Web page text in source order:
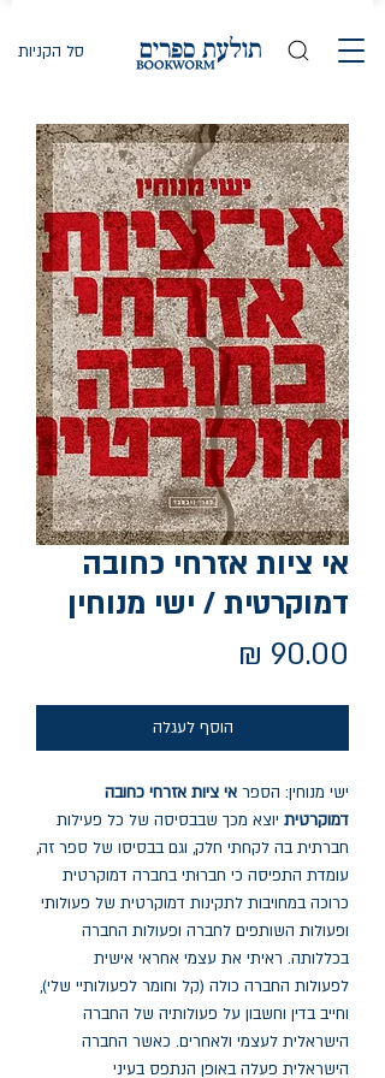
סל הקניות
אי ציות אזרחי כחובה
דמוקרטית / ישי מנוחין
הוסף לעגלה
ישי מנוחין: הספר אי ציות אזרחי כחובה
דמוקרטית יוצא מכך שבבסיסה של כל פעילות
חברתית בה לקחתי חלק, וגם בבסיסו של ספר זה,
עומדת התפיסה כי חברוּתי בחברה דמוקרטית
כרוכה במחויבות לתקינות דמוקרטית של פעולותי
ופעולות השותפים לחברה ופעולות החברה
בכללותה. ראיתי את עצמי אחראי אישית
לפעולות החברה כולה (קל וחומר לפעולותיי שלי),
וחייב בדין וחשבון על פעולותיה של החברה
הישראלית לעצמי ולאחרים. כאשר החברה
הישראלית פעלה באופן הנתפס בעיני